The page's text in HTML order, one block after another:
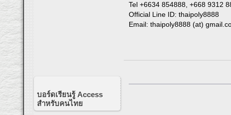
Tel +6634 854888, +668 9312
Official Line ID: thaipoly8888
Email: thaipoly8888 (at)
บอร์ดเรียนรู้ Access
สำหรับคนไทย